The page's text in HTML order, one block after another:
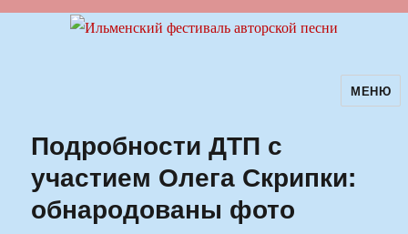
Ильменский фестиваль авторскойМЕНЮ
Подробности ДТП с
участием Олега Скрипки:
обнародованы фото